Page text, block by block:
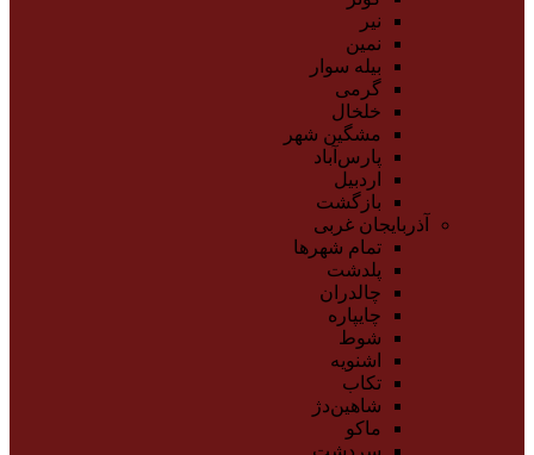
نیر
نمین
بیله سوار
گرمی
خلخال
مشگین شهر
پارس‌آباد
اردبیل
بازگشت
آذربایجان غربی
تمام شهر‌ها
پلدشت
چالدران
چایپاره
شوط
اشنویه
تکاب
شاهین‌دژ
ماکو
سردشت